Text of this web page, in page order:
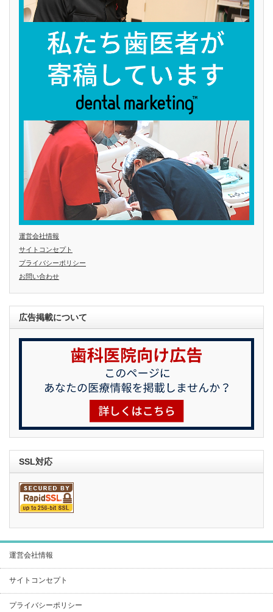
運営会社情報
サイトコンセプト
プライバシーポリシー
お問い合わせ
広告掲載について
SSL対応
運営会社情報
サイトコンセプト
プライバシーポリシー